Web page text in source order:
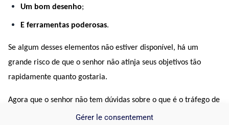
Gérer le consentement
Um bom desenho;
E ferramentas poderosas.
Se algum desses elementos não estiver disponível, há um
grande risco de que o senhor não atinja seus objetivos tão
rapidamente quanto gostaria.
Agora que o senhor não tem dúvidas sobre o que é o tráfego de
e-mails, sua fonte e suas vantagens e desvantagens, passemos